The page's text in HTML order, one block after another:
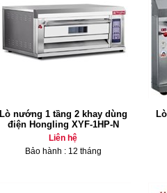
Lò nướng 1 tầng 2 khay dùng
điện Hongling XYF-1HP-N
Liên hệ
Bảo hành : 12 tháng